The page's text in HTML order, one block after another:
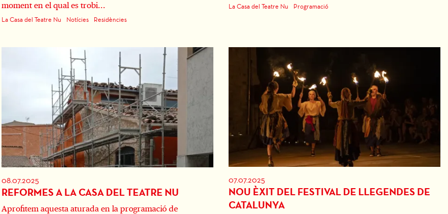
moment en el qual es trobi...
La Casa del Teatre Nu Notícies Residències
La Casa del Teatre Nu Programació
08.07.2025
REFORMES A LA CASA DEL TEATRE NU
Aprofitem aquesta aturada en la programació de
07.07.2025
NOU ÈXIT DEL FESTIVAL DE LLEGENDES DE
CATALUNYA